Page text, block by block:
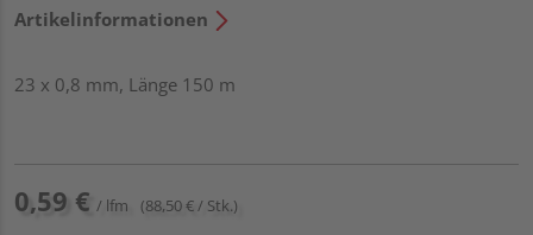
Artikelinformationen
23 x 0,8 mm, Länge 150 m
0,59 € / lfm (88,50 € / Stk.)